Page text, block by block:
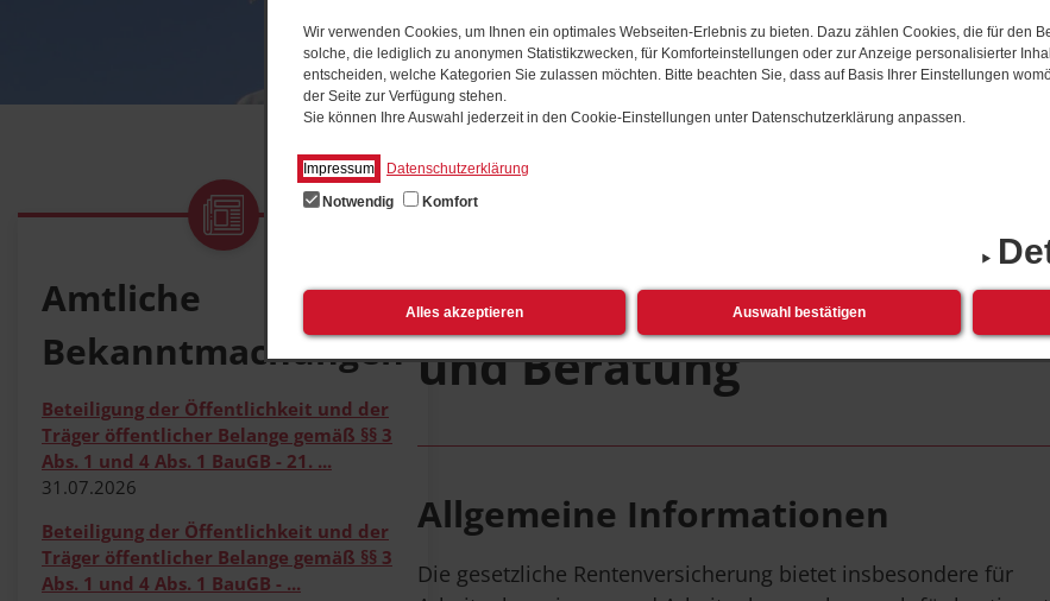
Wir verwenden Cookies, um Ihnen ein optimales Webseiten-Erlebnis zu bieten. Dazu zählen Cookies, die für den
solche, die lediglich zu anonymen Statistikzwecken, für Komforteinstellungen oder zur Anzeige personalisierter
entscheiden, welche Kategorien Sie zulassen möchten. Bitte beachten Sie, dass auf Basis Ihrer Einstellungen
der Seite zur Verfügung stehen.
Sie können Ihre Auswahl jederzeit in den Cookie-Einstellungen unter Datenschutzerklärung anpassen.
Impressum
Datenschutzerklärung
Notwendig
Komfort
Alles akzeptieren Auswahl bestätigen
Amtliche
Bekanntmachungen
Beteiligung der Öffentlichkeit und der
Träger öffentlicher Belange gemäß §§ 3
Abs. 1 und 4 Abs. 1 BauGB - 21. ...
31.07.2026
Beteiligung der Öffentlichkeit und der
Träger öffentlicher Belange gemäß §§ 3
Abs. 1 und 4 Abs. 1 BauGB - ...
Rentenversicherung;
und Beratung
Allgemeine Informationen
Die gesetzliche Rentenversicherung bietet insbesondere für